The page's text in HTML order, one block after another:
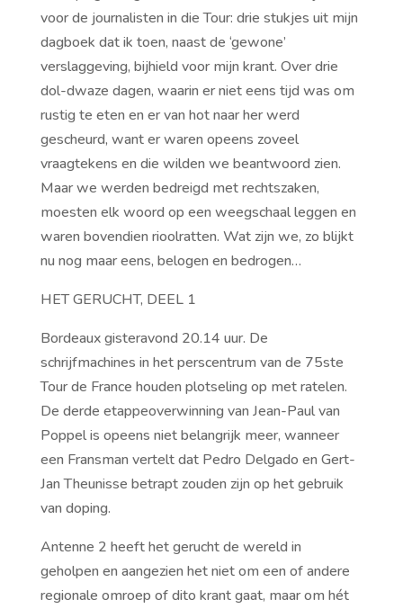
voor de journalisten in die Tour: drie stukjes uit mijn
dagboek dat ik toen, naast de ‘gewone’
verslaggeving, bijhield voor mijn krant. Over drie
dol-dwaze dagen, waarin er niet eens tijd was om
rustig te eten en er van hot naar her werd
gescheurd, want er waren opeens zoveel
vraagtekens en die wilden we beantwoord zien.
Maar we werden bedreigd met rechtszaken,
moesten elk woord op een weegschaal leggen en
waren bovendien rioolratten. Wat zijn we, zo blijkt
nu nog maar eens, belogen en bedrogen…
HET GERUCHT, DEEL 1
Bordeaux gisteravond 20.14 uur. De
schrijfmachines in het perscentrum van de 75ste
Tour de France houden plotseling op met ratelen.
De derde etappeoverwinning van Jean-Paul van
Poppel is opeens niet belangrijk meer, wanneer
een Fransman vertelt dat Pedro Delgado en Gert-
Jan Theunisse betrapt zouden zijn op het gebruik
van doping.
Antenne 2 heeft het gerucht de wereld in
geholpen en aangezien het niet om een of andere
regionale omroep of dito krant gaat, maar om hét